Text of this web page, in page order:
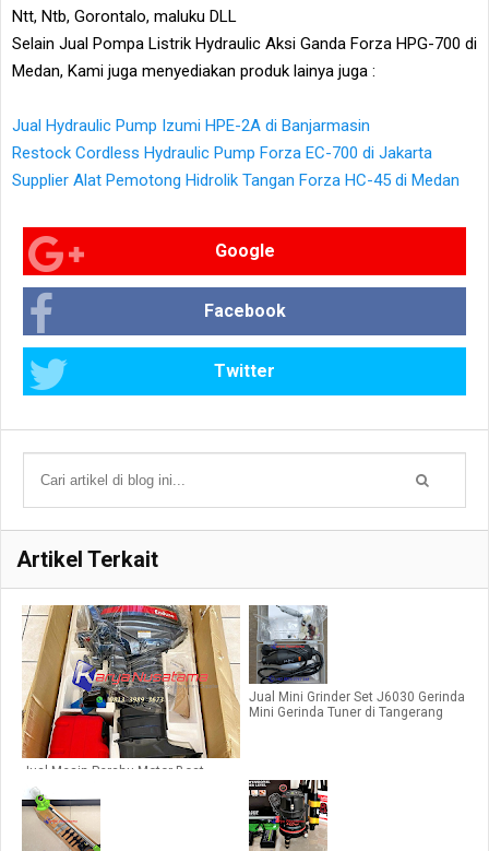
Ntt, Ntb, Gorontalo, maluku DLL
Selain Jual Pompa Listrik Hydraulic Aksi Ganda Forza HPG-700 di
Medan, Kami juga menyediakan produk lainya juga :
Jual Hydraulic Pump Izumi HPE-2A di Banjarmasin
Restock Cordless Hydraulic Pump Forza EC-700 di Jakarta
Supplier Alat Pemotong Hidrolik Tangan Forza HC-45 di Medan
Google
Facebook
Twitter
Artikel Terkait
Jual Mesin Perahu Motor Boat
Yamaha E25BMHL 25 HP di
Pekanbaru
Jual Mini Grinder Set J6030 Gerinda
Mini Gerinda Tuner di Tangerang